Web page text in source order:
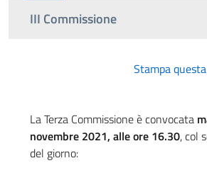
III Commissione
Stampa
La Terza Commissione è convocata
novembre 2021, alle ore 16.30, col
del giorno: